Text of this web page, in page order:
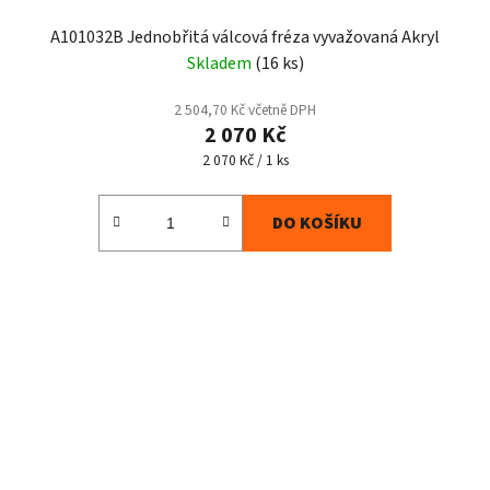
A101032B Jednobřitá válcová fréza vyvažovaná Akryl
Skladem (16 ks)
2 504,70 Kč včetně DPH
2 070 Kč
Měrná
2 070 Kč / 1 ks
DO KOŠÍKU